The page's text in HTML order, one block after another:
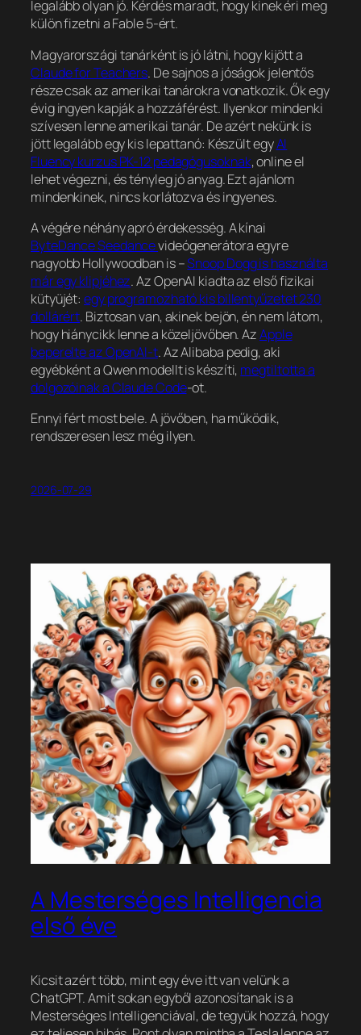
legalább olyan jó. Kérdés maradt, hogy kinek éri meg
külön fizetni a Fable 5-ért.
Magyarországi tanárként is jó látni, hogy kijött a
Claude for Teachers. De sajnos a jóságok jelentős
része csak az amerikai tanárokra vonatkozik. Ők egy
évig ingyen kapják a hozzáférést. Ilyenkor mindenki
szívesen lenne amerikai tanár. De azért nekünk is
jött legalább egy kis lepattanó: Készült egyAI
Fluency kurzus PK-12 pedagógusoknak, online el
lehet végezni, és tényleg jó anyag. Ezt ajánlom
mindenkinek, nincs korlátozva és ingyenes.
A végére néhány apró érdekesség. A kínai
ByteDance Seedancevideógenerátora egyre
nagyobb Hollywoodban is –Snoop Dogg is használta
már egy klipjéhez. Az OpenAI kiadta az első fizikai
kütyüjét:egy programozható kis billentyűzetet 230
dollárért. Biztosan van, akinek bejön, én nem látom,
hogy hiánycikk lenne a közeljövőben. AzApple
beperelte az OpenAI-t. Az Alibaba pedig, aki
egyébként a Qwen modellt is készíti, megtiltotta a
dolgozóinak a Claude Code-ot.
Ennyi fért most bele. A jövőben, ha működik,
rendszeresen lesz még ilyen.
2026-07-29
A Mesterséges Intelligencia
első éve
Kicsit azért több, mint egy éve itt van velünk a
ChatGPT. Amit sokan egyből azonosítanak is a
Mesterséges Intelligenciával, de tegyük hozzá, hogy